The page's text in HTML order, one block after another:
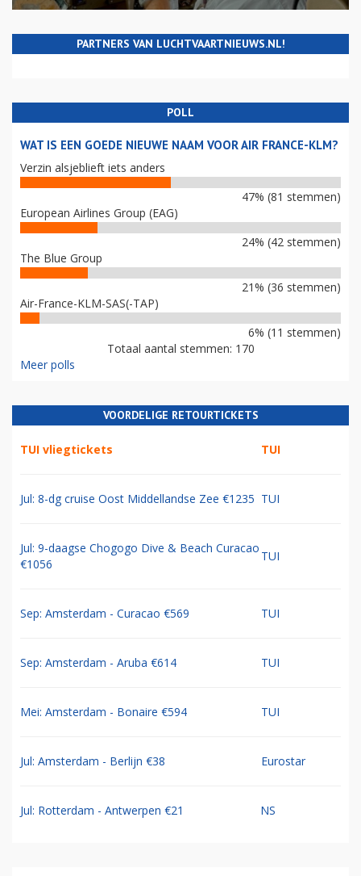
PARTNERS VAN LUCHTVAARTNIEUWS.NL!
POLL
WAT IS EEN GOEDE NIEUWE NAAM VOOR AIR FRANCE-KLM?
Verzin alsjeblieft iets anders
47% (81 stemmen)
European Airlines Group (EAG)
24% (42 stemmen)
The Blue Group
21% (36 stemmen)
Air-France-KLM-SAS(-TAP)
6% (11 stemmen)
Totaal aantal stemmen: 170
Meer polls
VOORDELIGE RETOURTICKETS
TUI vliegtickets TUI
Jul: 8-dg cruise Oost Middellandse Zee €1235 TUI
Jul: 9-daagse Chogogo Dive & Beach Curacao
€1056
TUI
Sep: Amsterdam - Curacao €569 TUI
Sep: Amsterdam - Aruba €614 TUI
Mei: Amsterdam - Bonaire €594 TUI
Jul: Amsterdam - Berlijn €38 Eurostar
Jul: Rotterdam - Antwerpen €21 NS